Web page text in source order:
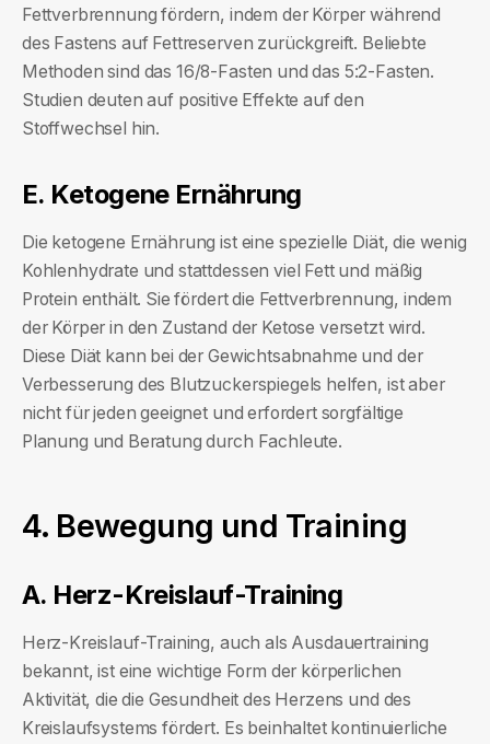
Fettverbrennung fördern, indem der Körper während
des Fastens auf Fettreserven zurückgreift. Beliebte
Methoden sind das 16/8-Fasten und das 5:2-Fasten.
Studien deuten auf positive Effekte auf den
Stoffwechsel hin.
E. Ketogene Ernährung
Die ketogene Ernährung ist eine spezielle Diät, die wenig
Kohlenhydrate und stattdessen viel Fett und mäßig
Protein enthält. Sie fördert die Fettverbrennung, indem
der Körper in den Zustand der Ketose versetzt wird.
Diese Diät kann bei der Gewichtsabnahme und der
Verbesserung des Blutzuckerspiegels helfen, ist aber
nicht für jeden geeignet und erfordert sorgfältige
Planung und Beratung durch Fachleute.
4. Bewegung und Training
A. Herz-Kreislauf-Training
Herz-Kreislauf-Training, auch als Ausdauertraining
bekannt, ist eine wichtige Form der körperlichen
Aktivität, die die Gesundheit des Herzens und des
Kreislaufsystems fördert. Es beinhaltet kontinuierliche